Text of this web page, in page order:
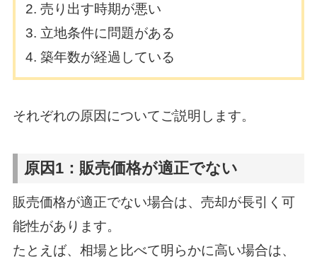
売り出す時期が悪い
立地条件に問題がある
築年数が経過している
それぞれの原因についてご説明します。
原因1：販売価格が適正でない
販売価格が適正でない場合は、売却が長引く可
能性があります。
たとえば、相場と比べて明らかに高い場合は、